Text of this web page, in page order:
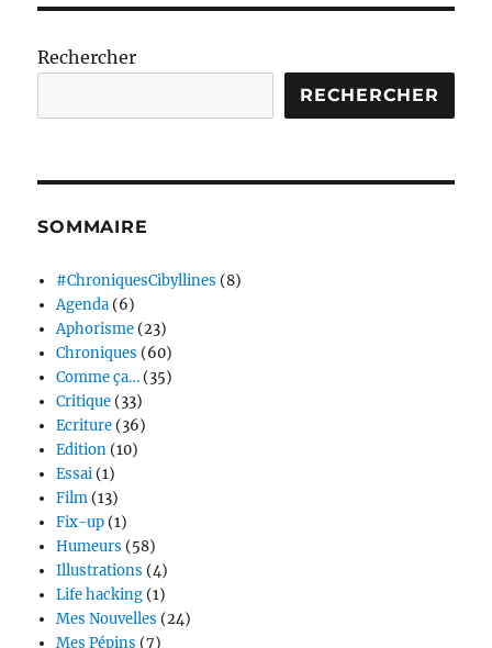
Rechercher
RECHERCHER
SOMMAIRE
#ChroniquesCibyllines (8)
Agenda(6)
Aphorisme(23)
Chroniques (60)
Comme ça…(35)
Critique(33)
Ecriture(36)
Edition(10)
Essai(1)
Film(13)
Fix-up(1)
Humeurs (58)
Illustrations (4)
Life hacking(1)
Mes Nouvelles (24)
Mes Pépins (7)